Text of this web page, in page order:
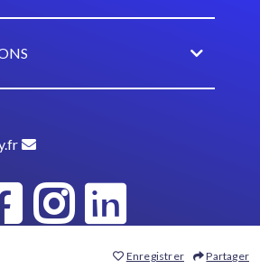
Enregistrer Partager